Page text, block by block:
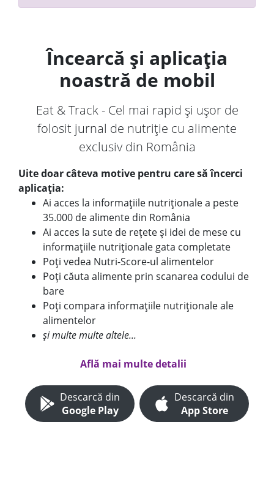
Încearcă și aplicația
noastră de mobil
Eat & Track - Cel mai rapid și ușor de
folosit jurnal de nutriție cu alimente
exclusiv din România
Uite doar câteva motive pentru care să încerci
aplicația:
Ai acces la informațiile nutriționale a peste
35.000 de alimente din România
Ai acces la sute de rețete și idei de mese cu
informațiile nutriționale gata completate
Poți vedea Nutri-Score-ul alimentelor
Poți căuta alimente prin scanarea codului de
bare
Poți compara informațiile nutriționale ale
alimentelor
și multe multe altele...
Află mai multe detalii
Descarcă din
Google Play
Descarcă din
App Store